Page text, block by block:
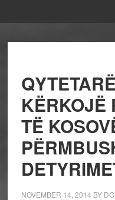
KËRKOJË
TË
NOVEMBER 14, 2014 BY